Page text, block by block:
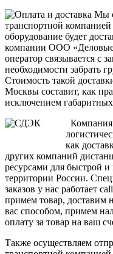
Мы
транспортной
оборудование будет
компании ООО «Деловые
оператор связывается с
необходимости забрать
Стоимость такой
Москвы составит, как
исключением габаритных
как
других компаний
ресурсами для быстрой и
территории России.
заказов у нас работает
примем товар, доставим
вас способом, примем
оплату за товар на ваш
Также осуществляем